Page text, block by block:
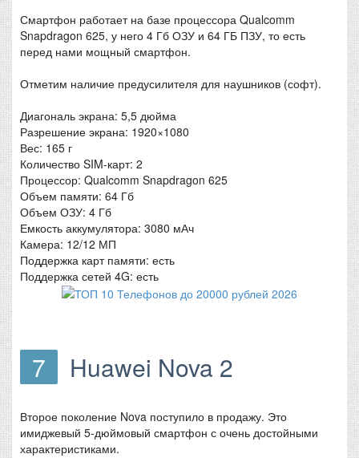
Смартфон работает на базе процессора Qualcomm
Snapdragon 625, у него 4 Гб ОЗУ и 64 ГБ ПЗУ, то есть
перед нами мощный смартфон.
Отметим наличие предусилителя для наушников (софт).
Диагональ экрана: 5,5 дюйма
Разрешение экрана: 1920×1080
Вес: 165 г
Количество SIM-карт: 2
Процессор: Qualcomm Snapdragon 625
Объем памяти: 64 Гб
Объем ОЗУ: 4 Гб
Емкость аккумулятора: 3080 мАч
Камера: 12/12 МП
Поддержка карт памяти: есть
Поддержка сетей 4G: есть
7 Huawei Nova 2
Второе поколение Nova поступило в продажу. Это
имиджевый 5-дюймовый смартфон с очень достойными
характеристиками.